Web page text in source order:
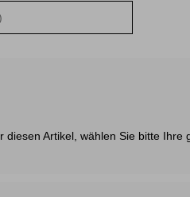
Artikel, wählen Sie bitte Ihre